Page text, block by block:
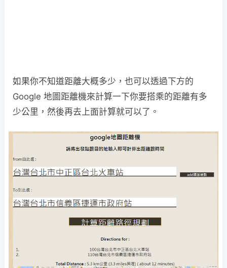
如果你不知道距離大概多少，也可以透過下方的
Google 地圖距離機來計算一下你要搭乘的距離有多
少公里，然後再去上面計算就可以了。